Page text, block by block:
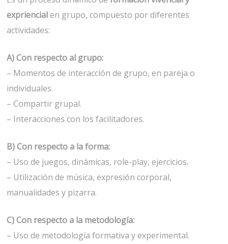
expriencialen grupo, compuesto por diferentes
actividades:
A) Con respecto al grupo:
– Momentos de interacción de grupo, en pareja o
individuales.
– Compartir grupal.
– Interacciones con los facilitadores.
B) Con respecto a la forma:
– Uso de juegos, dinámicas, role-play, ejercicios.
– Utilización de música, expresión corporal,
manualidades y pizarra.
C) Con respecto a la metodología:
– Uso de metodología formativa y experimental.